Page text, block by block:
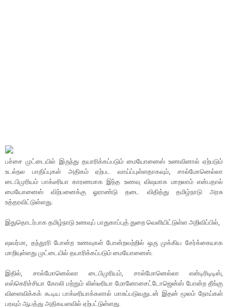
பச்சை முட்டையில் இருந்து தயாரிக்கப்படும் மையோனைஸ் உணவினால் ஏற்படும்
உடல்நல பாதிப்புகள் அதிகம் ஏற்பட வாய்ப்புள்ளதாகவும், சால்மோனெல்லா
டைபிமுரியம் பாக்டீரியா காரணமாக இந்த உணவு விஷமாக மாறலாம் என்பதால்
மையோனைஸ் விற்பனைக்கு ஓராண்டு தடை விதித்து தமிழ்நாடு அரசு
உத்தரவிட்டுள்ளது.
இதுதொடர்பாக தமிழ்நாடு உணவுப் பாதுகாப்புத் துறை வெளியிட்டுள்ள அறிவிப்பில்,
ஷவர்மா, தந்தூரி போன்ற உணவுகள் போன்றவற்றில் ஒரு முக்கிய சேர்க்கையாக
மாறியுள்ளது முட்டையில் தயாரிக்கப்படும் மையோனைஸ்.
இதில், சால்மோனெல்லா டைபிமுரியம், சால்மோனெல்லா என்டிரிடிடிஸ்,
எஸ்கெரிச்சியா கோலி மற்றும் லிஸ்டீரியா மோனோசைட்டோஜென்ஸ் போன்ற தீங்கு
விளைவிக்கக் கூடிய பாக்டீரியாக்களால் மாசுப்படுவதுடன் இதன் மூலம் நோய்கள்
பரவும் ஆபத்து அதிகயளவில் ஏற்பட்டுள்ளது.